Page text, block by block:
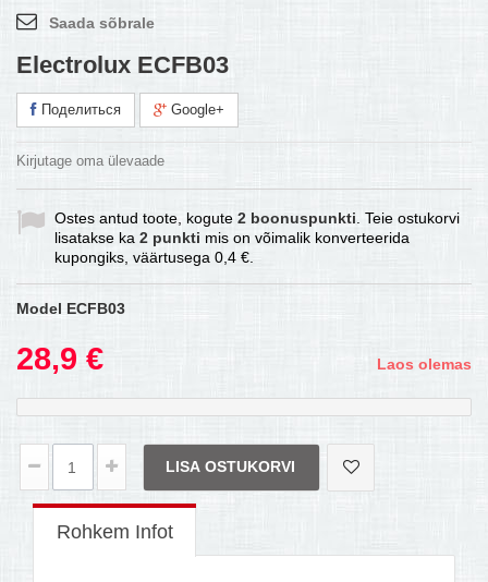
Saada sõbrale
Electrolux ECFB03
Поделиться Google+
Kirjutage oma ülevaade
Ostes antud toote, kogute 2 boonuspunkti . Teie ostukorvi
lisatakse ka 2 punkti mis on võimalik konverteerida
kupongiks, väärtusega 0,4 €
Model ECFB03
28,9 € Laos olemas
LISA OSTUKORVI
Rohkem Infot